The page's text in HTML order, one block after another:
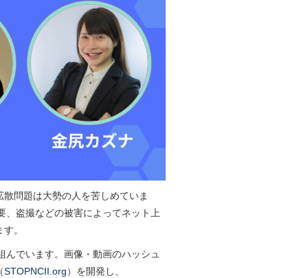
問題は大勢の人を苦しめていま
、盗撮などの被害によってネット上
。
でいます。画像・動画のハッシュ
STOPNCII.org）を開発し、